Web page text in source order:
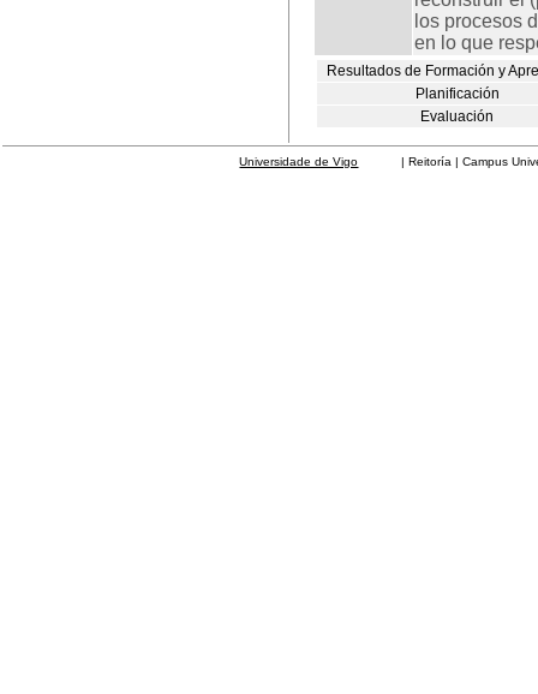
los procesos
en lo que
Resultados de Formación y
Planificación
Evaluación
Universidade de Vigo | Reitoría | Campus